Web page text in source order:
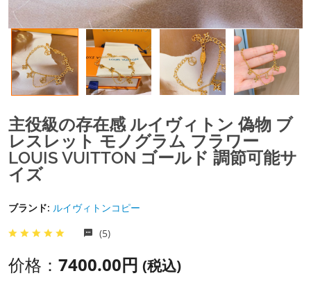
主役級の存在感 ルイヴィトン 偽物 ブ
レスレット モノグラム フラワー
LOUIS VUITTON ゴールド 調節可能サ
イズ
ブランド: ルイヴィトンコピー
(5)
价格： 7400.00円 (税込)